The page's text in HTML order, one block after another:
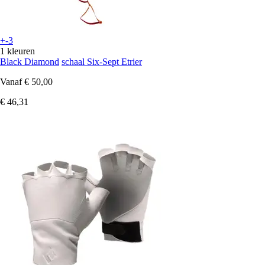
+-3
1 kleuren
Black Diamond schaal Six-Sept Etrier
Vanaf € 50,00
€ 46,31